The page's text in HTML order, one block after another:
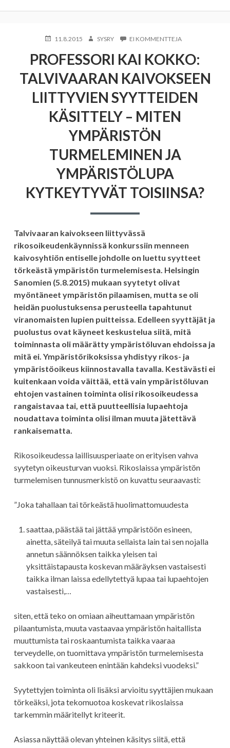
KIRJOITETTU
11.8.2015 KIRJOITTAJA
SYSRY EI KOMMENTTEJAARTIKKELIIN
KAI
KOKKO:
TALVIVAARAN
KAIVOKSEEN
LIITTYVIEN
SYYTTEIDEN
TOISIINSA?
PROFESSORI KAI KOKKO:
TALVIVAARAN KAIVOKSEEN
LIITTYVIEN SYYTTEIDEN
KÄSITTELY – MITEN
YMPÄRISTÖN
TURMELEMINEN JA
YMPÄRISTÖLUPA
KYTKEYTYVÄT TOISIINSA?
Talvivaaran kaivokseen liittyvässä
rikosoikeudenkäynnissä konkurssiin menneen
kaivosyhtiön entiselle johdolle on luettu syytteet
törkeästä ympäristön turmelemisesta. Helsingin
Sanomien (5.8.2015) mukaan syytetyt olivat
myöntäneet ympäristön pilaamisen, mutta se oli
heidän puolustuksensa perusteella tapahtunut
viranomaisten lupien puitteissa. Edelleen syyttäjät ja
puolustus ovat käyneet keskustelua siitä, mitä
toiminnasta oli määrätty ympäristöluvan ehdoissa ja
mitä ei. Ympäristörikoksissa yhdistyy rikos- ja
ympäristöoikeus kiinnostavalla tavalla. Kestävästi ei
kuitenkaan voida väittää, että vain ympäristöluvan
ehtojen vastainen toiminta olisi rikosoikeudessa
rangaistavaa tai, että puutteellisia lupaehtoja
noudattava toiminta olisi ilman muuta jätettävä
rankaisematta.
Rikosoikeudessa laillisuusperiaate on erityisen vahva
syytetyn oikeusturvan vuoksi. Rikoslaissa ympäristön
turmelemisen tunnusmerkistö on kuvattu seuraavasti:
”Joka tahallaan tai törkeästä huolimattomuudesta
saattaa, päästää tai jättää ympäristöön esineen,
ainetta, säteilyä tai muuta sellaista lain tai sen nojalla
annetun säännöksen taikka yleisen tai
yksittäistapausta koskevan määräyksen vastaisesti
taikka ilman laissa edellytettyä lupaa tai lupaehtojen
vastaisesti,…
siten, että teko on omiaan aiheuttamaan ympäristön
pilaantumista, muuta vastaavaa ympäristön haitallista
muuttumista tai roskaantumista taikka vaaraa
terveydelle, on tuomittava ympäristön turmelemisesta
sakkoon tai vankeuteen enintään kahdeksi vuodeksi.”
Syytettyjen toiminta oli lisäksi arvioitu syyttäjien mukaan
törkeäksi, jota tekomuotoa koskevat rikoslaissa
tarkemmin määritellyt kriteerit.
Asiassa näyttää olevan yhteinen käsitys siitä, että